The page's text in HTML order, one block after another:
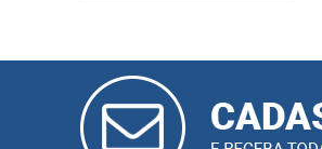
CADASTRAR
E-MAIL